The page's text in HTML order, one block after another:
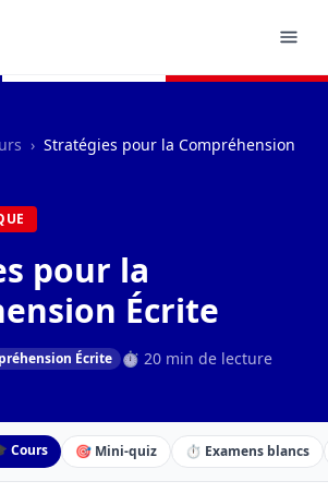
› Stratégies pour la Compréhension
pour la
Écrite
Écrite ⏱ 20 min de lecture
Cours 🎯 Mini-quiz ⏱️ Examens blancs